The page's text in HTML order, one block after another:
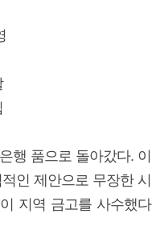
행 품으로 돌아갔다. 이
인 제안으로 무장한 시
지역 금고를 사수했다